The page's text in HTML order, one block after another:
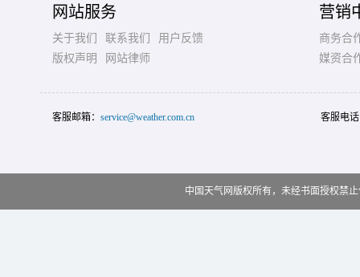
网站服务
关于我们 联系我们
用户反馈
版权声明
网站律师
营销
商务合
媒资合
客服邮箱： service@weather.com.cn 客服电
中国天气网版权所有，未经书面授权